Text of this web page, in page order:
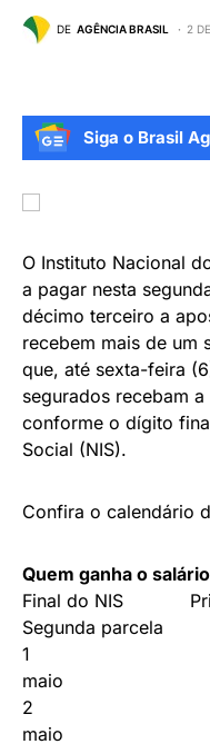
DE AGÊNCIA BRASIL 2
Siga o Brasil
O Instituto Nacional
a pagar nesta
décimo terceiro a
recebem mais de um
que, até sexta-feira
segurados recebam
conforme o dígito
Social (NIS).
Confira o calendário
Quem ganha o
Final do NIS
Segunda parcela
1 25 de
maio
2 26 de
maio